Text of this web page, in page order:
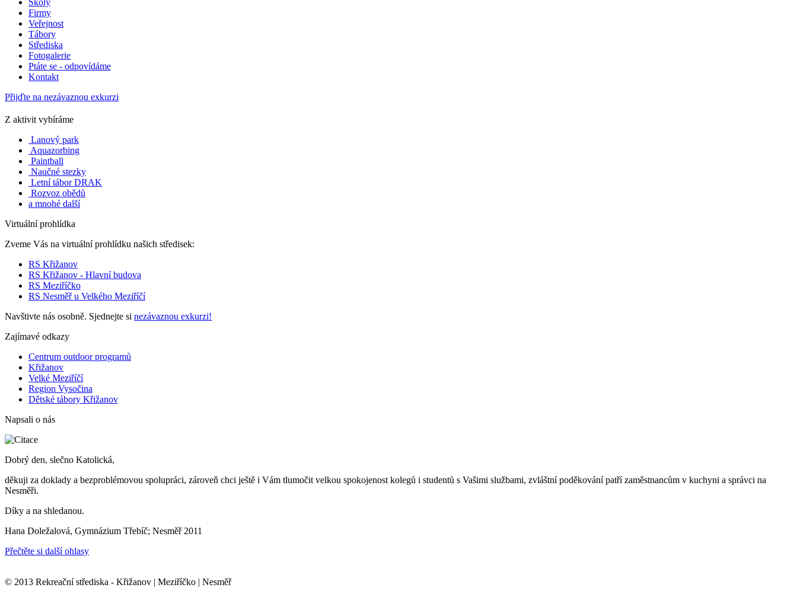
Firmy
Veřejnost
Tábory
Střediska
Fotogalerie
Ptáte se - odpovídáme
Kontakt
Přijďte na nezávaznou exkurzi
Z aktivit vybíráme
Lanový park
Aquazorbing
Paintball
Naučné stezky
Letní tábor DRAK
Rozvoz obědů
a mnohé další
Virtuální prohlídka
Zveme Vás na virtuální prohlídku našich středisek:
RS Křižanov
RS Křižanov - Hlavní budova
RS Meziříčko
RS Nesměř u Velkého Meziříčí
Navštivte nás osobně. Sjednejte si nezávaznou exkurzi!
Zajímavé odkazy
Centrum outdoor programů
Křižanov
Velké Meziříčí
Region Vysočina
Dětské tábory Křižanov
Napsali o nás
Dobrý den, slečno Katolická,
děkuji za doklady a bezproblémovou spolupráci, zároveň chci ještě i Vám tlumočit velkou spokojenost kolegů i studentů s Vašimi službami, zvláštní poděkování patří zaměstnancům v kuchyni a správci na
Nesměři.
Díky a na shledanou.
Hana Doležalová, Gymnázium Třebíč; Nesměř 2011
Přečtěte si další ohlasy
© 2013 Rekreační střediska - Křižanov | Meziříčko | Nesměř